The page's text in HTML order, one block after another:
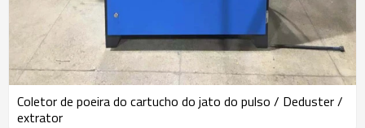
Coletor de poeira do cartucho do jato do pulso / Deduster /
extrator